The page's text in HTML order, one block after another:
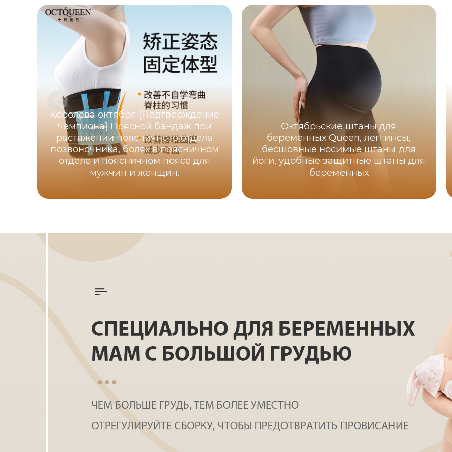
Королева октября [Подтверждение
чемпиона] Поясной бандаж при
растяжении поясничного отдела
позвоночника, болях в поясничном
отделе и поясничном поясе для
мужчин и женщин.
Октябрьские штаны для
беременных Queen, леггинсы,
бесшовные носимые штаны для
йоги, удобные защитные штаны для
беременных